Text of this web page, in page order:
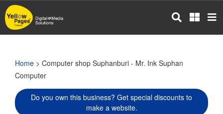
Skip
to
main
Home > Computer shop Suphanburi - Mr. Ink Suphan
Computer
Do you own this business? Get special discounts to
make a website.